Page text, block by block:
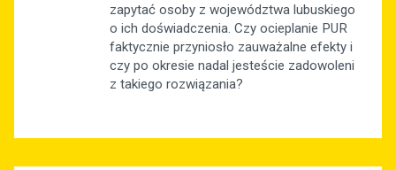
zapytać osoby z województwa lubuskiego
o ich doświadczenia. Czy ocieplanie PUR
faktycznie przyniosło zauważalne efekty i
czy po okresie nadal jesteście zadowoleni
z takiego rozwiązania?